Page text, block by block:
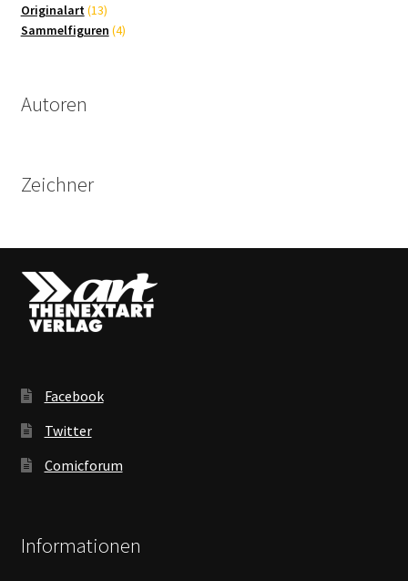
Originalart 1313
Produkte
Sammelfiguren 44
Autoren
Zeichner
Facebook
Twitter
Comicforum
Informationen